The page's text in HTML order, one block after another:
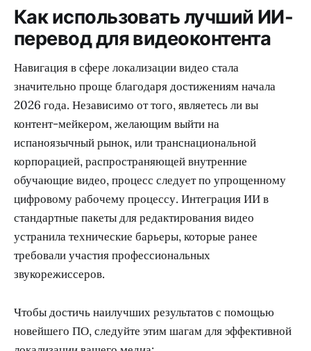
Как использовать лучший ИИ-
перевод для видеоконтента
Навигация в сфере локализации видео стала
значительно проще благодаря достижениям начала
2026 года. Независимо от того, являетесь ли вы
контент-мейкером, желающим выйти на
испаноязычный рынок, или транснациональной
корпорацией, распространяющей внутренние
обучающие видео, процесс следует по упрощенному
цифровому рабочему процессу. Интеграция ИИ в
стандартные пакеты для редактирования видео
устранила технические барьеры, которые ранее
требовали участия профессиональных
звукорежиссеров.
Чтобы достичь наилучших результатов с помощью
новейшего ПО, следуйте этим шагам для эффективной